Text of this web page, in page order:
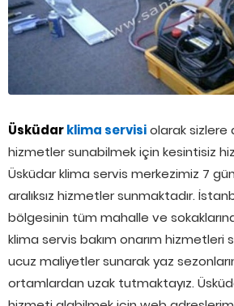
Üsküdarklima servisiolarak sizlere
hizmetler sunabilmek için kesintisiz
Üsküdar klima servis merkezimiz 7
aralıksız hizmetler sunmaktadır.
bölgesinin tüm mahalle ve
klima servis bakım onarım hizmetleri
ucuz maliyetler sunarak yaz
ortamlardan uzak tutmaktayız.